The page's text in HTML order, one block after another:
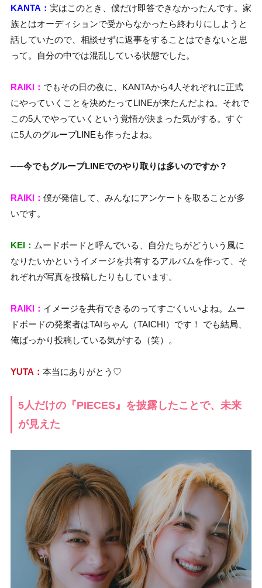
KANTA： 実はこのとき、僕だけ即答できなかったんです。家
族とはオーディションで受からなかったら終わりにしようと
話していたので、相談せずに返事をすることはできないと思
って。自分の中では混乱している状態でした。
RAIKI： でもその日の夜に、KANTAから4人それぞれに正式
にやっていくことを決めたってLINEが来たんだよね。それで
この5人でやっていくという覚悟が決まった気がする。すぐ
に5人のグループLINEも作ったよね。
──今でもグループLINEでのやり取りは多いのですか？
RAIKI： 僕が発信して、みんなにアンケートを取ることが多
いです。
KEI： ムードボードと呼んでいる、自分たちがどういう風に
なりたいかというイメージを共有するアルバムを作って、そ
れぞれが写真を投稿したりもしています。
RAIKI： イメージを共有できるのってすごくいいよね。ムー
ドボードの発案者はTAIちゃん（TAICHI）です！ でも結局、
俺ばっかり投稿している気がする（笑）。
YUTA： 本当にありがとう♡
5人だけの『PIECES』を披露したことで、未来
が見えた